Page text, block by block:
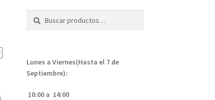
Buscar
Buscar
Lunes a Viernes(Hasta el 7 de
Septiembre):
10:00 a 14:00